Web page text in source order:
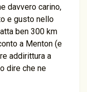
davvero carino,
e gusto nello
ben 300 km
a Menton (e
addirittura a
dire che ne